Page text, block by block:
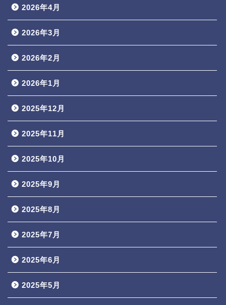
2026年4月
2026年3月
2026年2月
2026年1月
2025年12月
2025年11月
2025年10月
2025年9月
2025年8月
2025年7月
2025年6月
2025年5月